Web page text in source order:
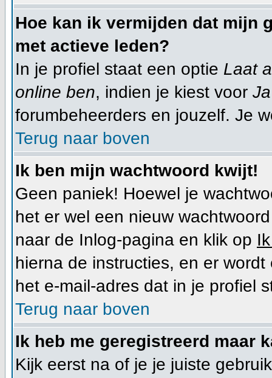
Hoe kan ik vermijden dat mijn
met actieve leden?
In je profiel staat een optie Laat
online ben, indien je kiest voor Ja
forumbeheerders en jouzelf. Je
Terug naar boven
Ik ben mijn wachtwoord kwijt!
Geen paniek! Hoewel je
het er wel een nieuw
naar de Inlog-pagina en klik op
hierna de instructies, en er
het e-mail-adres dat in je profiel
Terug naar boven
Ik heb me geregistreerd maar
Kijk eerst na of je je juiste